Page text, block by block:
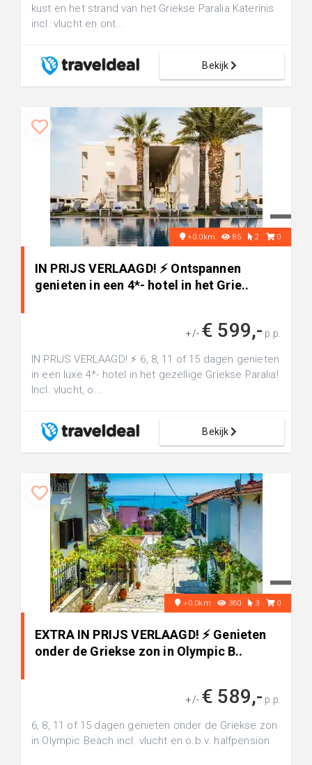
kust en het strand van het Griekse Paralia Katerinis
incl. vlucht en ont...
Bekijk
+0.0km 85 2 0
IN PRIJS VERLAAGD! ⚡️ Ontspannen
genieten in een 4*- hotel in het Grie..
+/- € 599,- p.p.
IN PRIJS VERLAAGD! ⚡️ 6, 8, 11 of 15 dagen genieten
in een luxe 4*- hotel in het gezellige Griekse Paralia!
Incl. vlucht, o...
Bekijk
+0.0km 360 3 0
EXTRA IN PRIJS VERLAAGD! ⚡️ Genieten
onder de Griekse zon in Olympic B..
+/- € 589,- p.p.
6, 8, 11 of 15 dagen genieten onder de Griekse zon
in Olympic Beach incl. vlucht en o.b.v. halfpension